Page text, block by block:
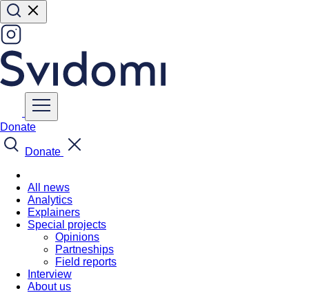
Donate
Donate
All news
Analytics
Explainers
Special projects
Opinions
Partneships
Field reports
Interview
About us